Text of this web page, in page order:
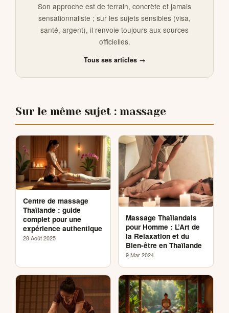
Son approche est de terrain, concrète et jamais
sensationnaliste ; sur les sujets sensibles (visa,
santé, argent), il renvoie toujours aux sources
officielles.
Tous ses articles →
Sur le même sujet : massage
Centre de massage
Thaïlande : guide
complet pour une
expérience authentique
28 Août 2025
Massage Thaïlandais
pour Homme : L’Art de
la Relaxation et du
Bien-être en Thaïlande
9 Mar 2024